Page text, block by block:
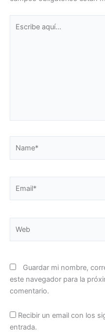
aquí...
Guardar mi nombre,
este navegador para la
comentario.
Recibir un email con los
entrada.